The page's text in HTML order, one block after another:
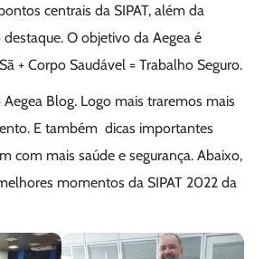
centrais da SIPAT, além da
O objetivo da Aegea é
+ Corpo Saudável = Trabalho Seguro.
Blog. Logo mais traremos mais
E também dicas importantes
com mais saúde e segurança. Abaixo,
momentos da SIPAT 2022 da